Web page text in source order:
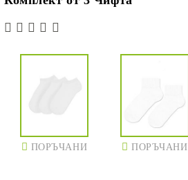
ПОРЪЧАНИ ПОРЪЧАНИ